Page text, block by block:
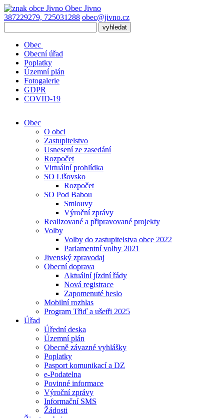
Obec Jivno
387229279, 725031288 obec@jivno.cz
Obec
Obecní úřad
Poplatky
Územní plán
Fotogalerie
GDPR
COVID-19
Obec
O obci
Zastupitelstvo
Usnesení ze zasedání
Rozpočet
Virtuální prohlídka
SO Lišovsko
Rozpočet
SO Pod Babou
Smlouvy
Výroční zprávy
Realizované a připravované projekty
Volby
Volby do zastupitelstva obce 2022
Parlamentní volby 2021
Jivenský zpravodaj
Obecní doprava
Aktuální jízdní řády
Nová registrace
Zapomenuté heslo
Mobilní rozhlas
Program Třiď a ušetři 2025
Úřad
Úřední deska
Územní plán
Obecně závazné vyhlášky
Poplatky
Pasport komunikací a DZ
e-Podatelna
Povinné informace
Výroční zprávy
Informační SMS
Žádosti